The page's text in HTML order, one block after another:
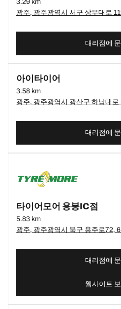
3.29 km
광주, 광주광역시 서구 상무대로
대리점에 문
아이타이어
3.58 km
광주, 광주광역시 광산구 하남대
대리점에 문
타이어모어 용봉IC점
5.83 km
광주, 광주광역시 북구 용주로72,
대리점에 문
웹사이트 보